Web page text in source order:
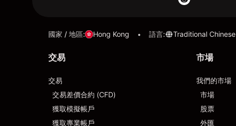
國家 / 地區: Hong Kong • 語言: Traditional Chinese
交易
交易
交易差價合約 (CFD)
獲取模擬帳戶
獲取專業帳戶
市場
我們的市場
市場
股票
外匯